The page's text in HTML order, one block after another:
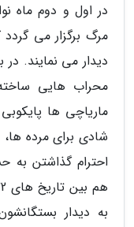
در اول و دوم ماه
مرگ برگزار می گردد
دیدار می نمایند.
محراب هایی
ماریاچی ها
شادی برای مرده ها،
احترام گذاشتن به
به دیدار